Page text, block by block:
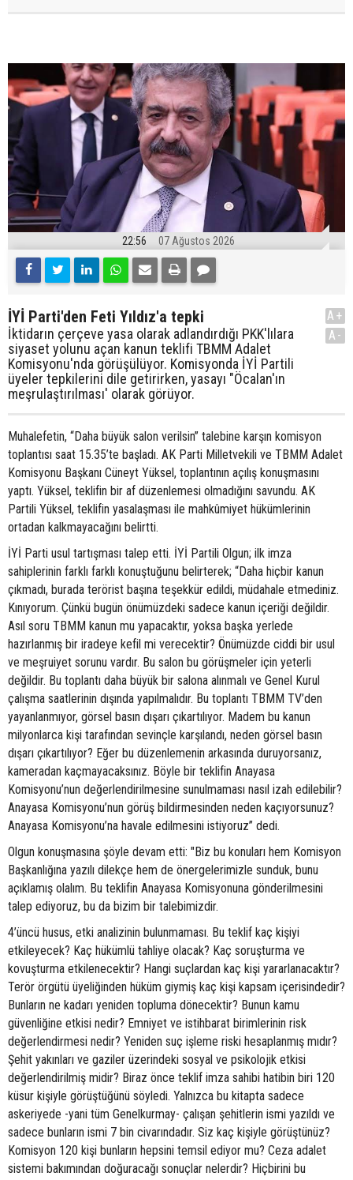
22:56 07 Ağustos 2026
İYİ Parti'den Feti Yıldız'a tepki
İktidarın çerçeve yasa olarak adlandırdığı PKK'lılara
siyaset yolunu açan kanun teklifi TBMM Adalet
Komisyonu'nda görüşülüyor. Komisyonda İYİ Partili
üyeler tepkilerini dile getirirken, yasayı "Öcalan'ın
meşrulaştırılması' olarak görüyor.
A+
A-
Muhalefetin, “Daha büyük salon verilsin” talebine karşın komisyon
toplantısı saat 15.35’te başladı. AK Parti Milletvekili ve TBMM Adalet
Komisyonu Başkanı Cüneyt Yüksel, toplantının açılış konuşmasını
yaptı. Yüksel, teklifin bir af düzenlemesi olmadığını savundu. AK
Partili Yüksel, teklifin yasalaşması ile mahkûmiyet hükümlerinin
ortadan kalkmayacağını belirtti.
İYİ Parti usul tartışması talep etti. İYİ Partili Olgun; ilk imza
sahiplerinin farklı farklı konuştuğunu belirterek; “Daha hiçbir kanun
çıkmadı, burada terörist başına teşekkür edildi, müdahale etmediniz.
Kınıyorum. Çünkü bugün önümüzdeki sadece kanun içeriği değildir.
Asıl soru TBMM kanun mu yapacaktır, yoksa başka yerlede
hazırlanmış bir iradeye kefil mi verecektir? Önümüzde ciddi bir usul
ve meşruiyet sorunu vardır. Bu salon bu görüşmeler için yeterli
değildir. Bu toplantı daha büyük bir salona alınmalı ve Genel Kurul
çalışma saatlerinin dışında yapılmalıdır. Bu toplantı TBMM TV’den
yayanlanmıyor, görsel basın dışarı çıkartılıyor. Madem bu kanun
milyonlarca kişi tarafından sevinçle karşılandı, neden görsel basın
dışarı çıkartılıyor? Eğer bu düzenlemenin arkasında duruyorsanız,
kameradan kaçmayacaksınız. Böyle bir teklifin Anayasa
Komisyonu’nun değerlendirilmesine sunulmaması nasıl izah edilebilir?
Anayasa Komisyonu’nun görüş bildirmesinden neden kaçıyorsunuz?
Anayasa Komisyonu’na havale edilmesini istiyoruz” dedi.
Olgun konuşmasına şöyle devam etti: "Biz bu konuları hem Komisyon
Başkanlığına yazılı dilekçe hem de önergelerimizle sunduk, bunu
açıklamış olalım. Bu teklifin Anayasa Komisyonuna gönderilmesini
talep ediyoruz, bu da bizim bir talebimizdir.
4’üncü husus, etki analizinin bulunmaması. Bu teklif kaç kişiyi
etkileyecek? Kaç hükümlü tahliye olacak? Kaç soruşturma ve
kovuşturma etkilenecektir? Hangi suçlardan kaç kişi yararlanacaktır?
Terör örgütü üyeliğinden hüküm giymiş kaç kişi kapsam içerisindedir?
Bunların ne kadarı yeniden topluma dönecektir? Bunun kamu
güvenliğine etkisi nedir? Emniyet ve istihbarat birimlerinin risk
değerlendirmesi nedir? Yeniden suç işleme riski hesaplanmış mıdır?
Şehit yakınları ve gaziler üzerindeki sosyal ve psikolojik etkisi
değerlendirilmiş midir? Biraz önce teklif imza sahibi hatibin biri 120
küsur kişiyle görüştüğünü söyledi. Yalnızca bu kitapta sadece
askeriyede -yani tüm Genelkurmay- çalışan şehitlerin ismi yazıldı ve
sadece bunların ismi 7 bin civarındadır. Siz kaç kişiyle görüştünüz?
Komisyon 120 kişi bunların hepsini temsil ediyor mu? Ceza adalet
sistemi bakımından doğuracağı sonuçlar nelerdir? Hiçbirini bu